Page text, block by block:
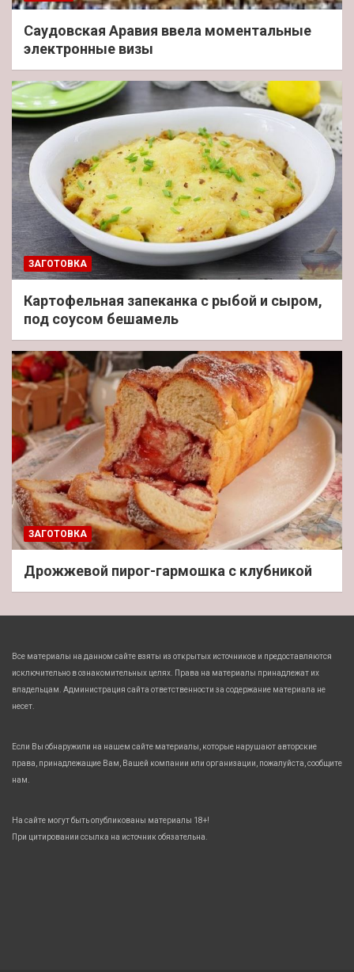
Саудовская Аравия ввела моментальные
электронные визы
ЗАГОТОВКА
Картофельная запеканка с рыбой и сыром,
под соусом бешамель
ЗАГОТОВКА
Дрожжевой пирог-гармошка с клубникой
Все материалы на данном сайте взяты из открытых источников и предоставляются
исключительно в ознакомительных целях. Права на материалы принадлежат их
владельцам. Администрация сайта ответственности за содержание материала не
несет.
Если Вы обнаружили на нашем сайте материалы, которые нарушают авторские
права, принадлежащие Вам, Вашей компании или организации, пожалуйста, сообщите
нам.
На сайте могут быть опубликованы материалы 18+!
При цитировании ссылка на источник обязательна.